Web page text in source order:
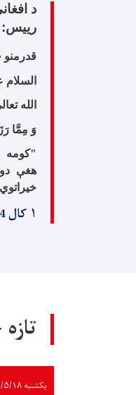
د
رییس:
قدرمنو
السلام
الله
وَ مِمَّا
"کومه
هغې
خیراتوي
۱ کال 4 میاشتې ago
یکشنبه ۱۴۰۵/۵/۱۸ - ۱۴:۳۱